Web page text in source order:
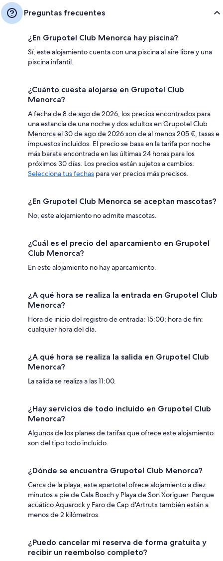
Preguntas frecuentes
¿En Grupotel Club Menorca hay piscina?
Sí, este alojamiento cuenta con una piscina al aire libre y una
piscina infantil.
¿Cuánto cuesta alojarse en Grupotel Club
Menorca?
A fecha de 8 de ago de 2026, los precios encontrados para
una estancia de una noche y dos adultos en Grupotel Club
Menorca el 30 de ago de 2026 son de al menos 205 €, tasas e
impuestos incluidos. El precio se basa en la tarifa por noche
más barata encontrada en las últimas 24 horas para los
próximos 30 días. Los precios están sujetos a cambios.
Selecciona tus fechas para ver precios más precisos.
¿En Grupotel Club Menorca se aceptan mascotas?
No, este alojamiento no admite mascotas.
¿Cuál es el precio del aparcamiento en Grupotel
Club Menorca?
En este alojamiento no hay aparcamiento.
¿A qué hora se realiza la entrada en Grupotel Club
Menorca?
Hora de inicio del registro de entrada: 15:00; hora de fin:
cualquier hora del día.
¿A qué hora se realiza la salida en Grupotel Club
Menorca?
La salida se realiza a las 11:00.
¿Hay servicios de todo incluido en Grupotel Club
Menorca?
Algunos de los planes de tarifas que ofrece este alojamiento
son del tipo todo incluido.
¿Dónde se encuentra Grupotel Club Menorca?
Cerca de la playa, este apartotel ofrece alojamiento a diez
minutos a pie de Cala Bosch y Playa de Son Xoriguer. Parque
acuático Aquarock y Faro de Cap d'Artrutx también están a
menos de 2 kilómetros.
¿Puedo cancelar mi reserva de forma gratuita y
recibir un reembolso completo?